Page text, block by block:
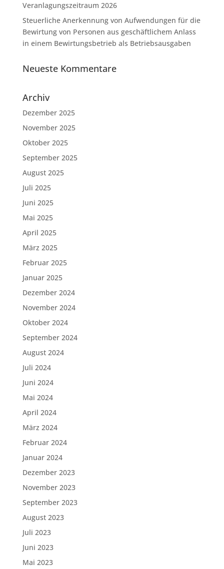
Veranlagungszeitraum 2026
Steuerliche Anerkennung von Aufwendungen für die
Bewirtung von Personen aus geschäftlichem Anlass
in einem Bewirtungsbetrieb als Betriebsausgaben
Neueste Kommentare
Archiv
Dezember 2025
November 2025
Oktober 2025
September 2025
August 2025
Juli 2025
Juni 2025
Mai 2025
April 2025
März 2025
Februar 2025
Januar 2025
Dezember 2024
November 2024
Oktober 2024
September 2024
August 2024
Juli 2024
Juni 2024
Mai 2024
April 2024
März 2024
Februar 2024
Januar 2024
Dezember 2023
November 2023
September 2023
August 2023
Juli 2023
Juni 2023
Mai 2023